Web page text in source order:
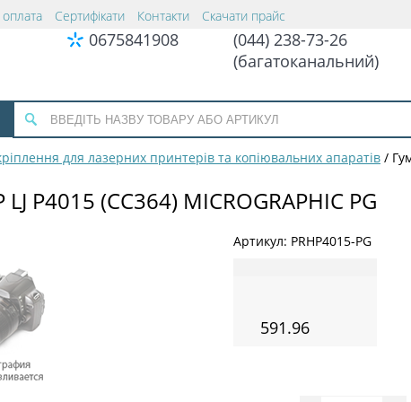
оплата Сертифікати Контакти Скачати прайс
0675841908
(044) 238-73-26
(багатоканальний)
для лазерних принтерів та копіювальних апаратів /
P4015 (СС364) MICROGRAPHIC PG
Артикул: PRHP4015-PG
591.96